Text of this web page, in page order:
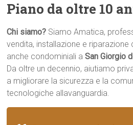
Piano da oltre 10
Chi siamo? Siamo Amatica,
vendita, installazione e
anche condominiali aSan Giorgio
Da oltre un decennio, aiutiamo
a migliorare la sicurezza e la
tecnologiche allavanguardia.